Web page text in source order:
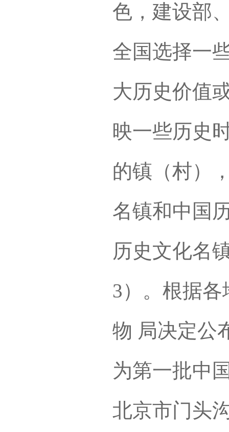
色，建设部
全国选择一
大历史价值
映一些历史
的镇（村）
名镇和中国
历史文化名
3）。根据
物 局决定公
为第一批中
北京市门头